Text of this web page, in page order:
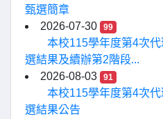
甄選簡章
2026-07-30
99
本校115學年度第4次
選結果及續辦第2階段...
2026-08-03
91
本校115學年度第4次
選結果公告